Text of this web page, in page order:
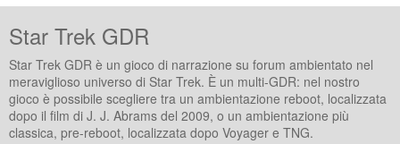
Star Trek GDR
Star Trek GDR è un gioco di narrazione su forum ambientato nel
meraviglioso universo di Star Trek. È un multi-GDR: nel nostro
gioco è possibile scegliere tra un ambientazione reboot, localizzata
dopo il film di J. J. Abrams del 2009, o un ambientazione più
classica, pre-reboot, localizzata dopo Voyager e TNG.